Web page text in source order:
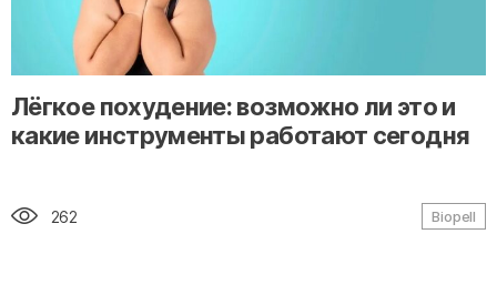
" alt="loading" class="img-responsive"/>
Лёгкое похудение: возможно ли это и
какие инструменты работают сегодня
262 Biopell